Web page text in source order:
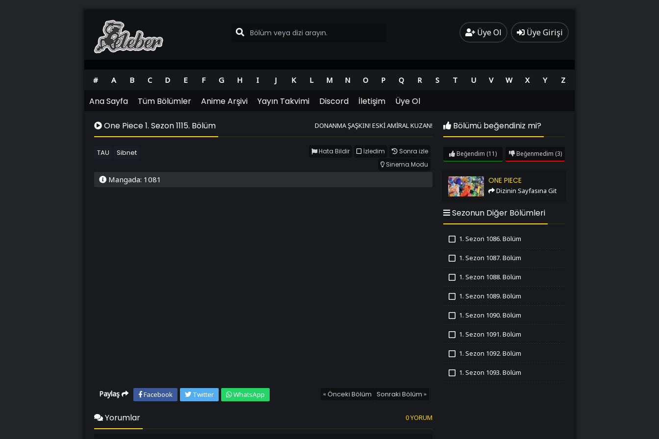
Üye Ol Üye Girişi
# A B C D E F G H I J K L M N O P Q R S T U V W X Y Z
Ana Sayfa Tüm Bölümler Anime Arşivi Yayın Takvimi Discord İletişim Üye Ol
One Piece 1. Sezon 1115. Bölüm DONANMA ŞAŞKIN! ESKİ AMİRAL KUZAN!
TAU Sibnet Sonra izle
İzledim
Hata Bildir
Sinema Modu
Mangada: 1081
Paylaş Facebook Twitter WhatsApp « Önceki Bölüm Sonraki Bölüm »
Bölümü beğendiniz mi?
Beğendim (11) Beğenmedim (3)
One Piece ONE PIECE
Dizinin Sayfasına Git
Sezonun Diğer Bölümleri
1. Sezon 1086. Bölüm
1. Sezon 1087. Bölüm
1. Sezon 1088. Bölüm
1. Sezon 1089. Bölüm
1. Sezon 1090. Bölüm
1. Sezon 1091. Bölüm
1. Sezon 1092. Bölüm
1. Sezon 1093. Bölüm
Yorumlar 0 YORUM